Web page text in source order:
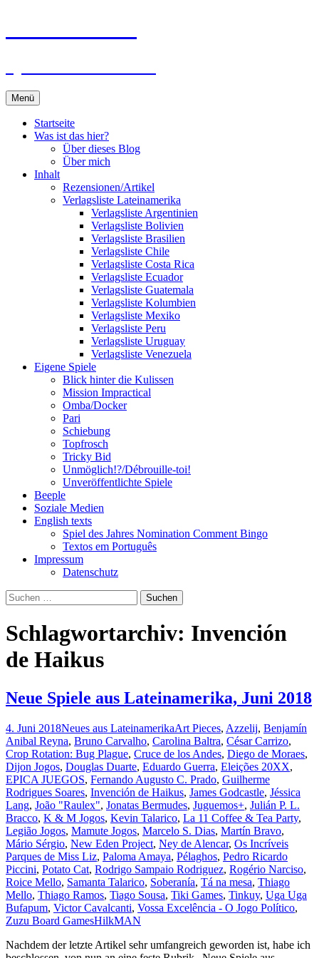
Menü
Startseite
Was ist das hier?
Über dieses Blog
Über mich
Inhalt
Rezensionen/Artikel
Verlagsliste Lateinamerika
Verlagsliste Argentinien
Verlagsliste Bolivien
Verlagsliste Brasilien
Verlagsliste Chile
Verlagsliste Costa Rica
Verlagsliste Ecuador
Verlagsliste Guatemala
Verlagsliste Kolumbien
Verlagsliste Mexiko
Verlagsliste Peru
Verlagsliste Uruguay
Verlagsliste Venezuela
Eigene Spiele
Blick hinter die Kulissen
Mission Impractical
Omba/Docker
Pari
Schiebung
Topfrosch
Tricky Bid
Unmöglich!?/Débrouille-toi!
Unveröffentlichte Spiele
Beeple
Soziale Medien
English texts
Spiel des Jahres Nomination Comment Bingo
Textos em Português
Impressum
Datenschutz
Suchen
nach:
Schlagwortarchiv: Invención
de Haikus
Neue Spiele aus Lateinamerika, Juni 2018
4. Juni 2018Neues aus LateinamerikaArt Pieces, Azzelij, Benjamín
Anibal Reyna, Bruno Carvalho, Carolina Baltra, César Carrizo,
Crop Rotation: Bug Plague, Cruce de los Andes, Diego de Moraes,
Dijon Jogos, Douglas Duarte, Eduardo Guerra, Eleições 20XX,
EPICA JUEGOS, Fernando Augusto C. Prado, Guilherme
Rodrigues Soares, Invención de Haikus, James Godcastle, Jéssica
Lang, João "Raulex", Jonatas Bermudes, Juguemos+, Julián P. L.
Bracco, K & M Jogos, Kevin Talarico, La 11 Coffee & Tea Party,
Legião Jogos, Mamute Jogos, Marcelo S. Dias, Martín Bravo,
Mário Sérgio, New Eden Project, Ney de Alencar, Os Incríveis
Parques de Miss Liz, Paloma Amaya, Pélaghos, Pedro Ricardo
Piccini, Potato Cat, Rodrigo Sampaio Rodriguez, Rogério Narciso,
Roice Mello, Samanta Talarico, Soberanía, Tá na mesa, Thiago
Mello, Thiago Ramos, Tiago Sousa, Tiki Games, Tinkuy, Uga Uga
Bufapum, Victor Cavalcanti, Vossa Excelência - O Jogo Político,
Zuzu Board GamesHilkMAN
Nachdem der letzte Artikel sehr umfangreich geworden ist, habe ich